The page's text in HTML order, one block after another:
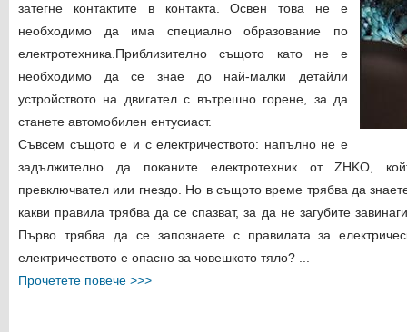
затегне контактите в контакта. Освен това не е
необходимо да има специално образование по
електротехника.Приблизително същото като не е
необходимо да се знае до най-малки детайли
устройството на двигател с вътрешно горене, за да
станете автомобилен ентусиаст.
Съвсем същото е и с електричеството: напълно не е
задължително да поканите електротехник от ZHKO,
превключвател или гнездо. Но в същото време трябва да
какви правила трябва да се спазват, за да не загубите
Първо трябва да се запознаете с правилата за
електричеството е опасно за човешкото тяло? ...
Прочетете повече >>>